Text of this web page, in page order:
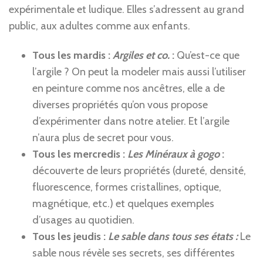
expérimentale et ludique. Elles s’adressent au grand
public, aux adultes comme aux enfants.
Tous les mardis :Argiles et co. : Qu’est-ce que
l’argile ? On peut la modeler mais aussi l’utiliser
en peinture comme nos ancêtres, elle a de
diverses propriétés qu’on vous propose
d’expérimenter dans notre atelier. Et l’argile
n’aura plus de secret pour vous.
Tous les mercredis : Les Minéraux à gogo:
découverte de leurs propriétés (dureté, densité,
fluorescence, formes cristallines, optique,
magnétique, etc.) et quelques exemples
d’usages au quotidien.
Tous les jeudis : Le sable dans tous ses états :Le
sable nous révèle ses secrets, ses différentes